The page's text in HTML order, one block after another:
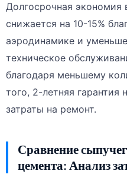
Долгосрочная экономия
снижается на 10-15%
аэродинамике и
техническое
благодаря меньшему
того, 2-летняя гарантия
затраты на ремонт.
Сравнение
цемента: Анализ